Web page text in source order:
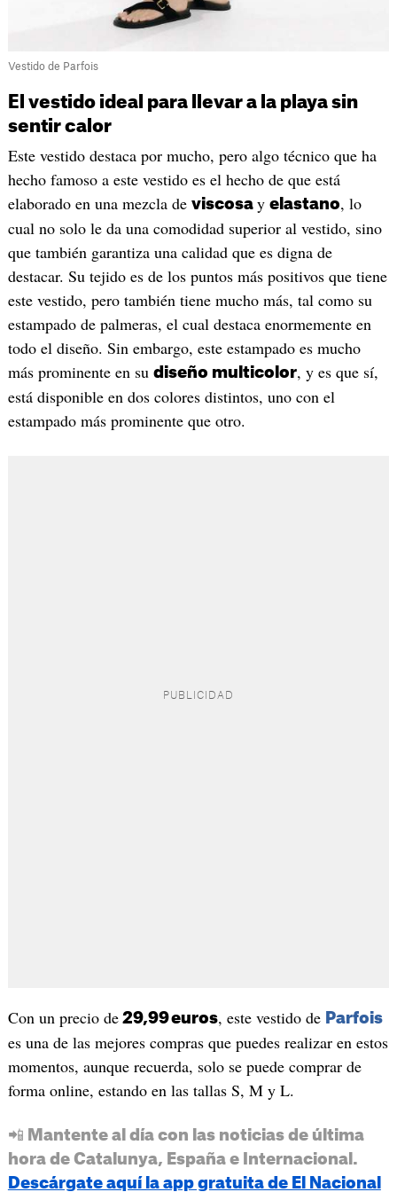
Vestido de Parfois
El vestido ideal para llevar a la playa sin
sentir calor
Este vestido destaca por mucho, pero algo técnico que ha
hecho famoso a este vestido es el hecho de que está
elaborado en una mezcla de viscosa y elastano, lo
cual no solo le da una comodidad superior al vestido, sino
que también garantiza una calidad que es digna de
destacar. Su tejido es de los puntos más positivos que tiene
este vestido, pero también tiene mucho más, tal como su
estampado de palmeras, el cual destaca enormemente en
todo el diseño. Sin embargo, este estampado es mucho
más prominente en su diseño multicolor, y es que sí,
está disponible en dos colores distintos, uno con el
estampado más prominente que otro.
Con un precio de29,99 euros, este vestido de Parfois
es una de las mejores compras que puedes realizar en estos
momentos, aunque recuerda, solo se puede comprar de
forma online, estando en las tallas S, M y L.
📲 Mantente al día con las noticias de última
hora de Catalunya, España e Internacional.
Descárgate aquí la app gratuita de El Nacional